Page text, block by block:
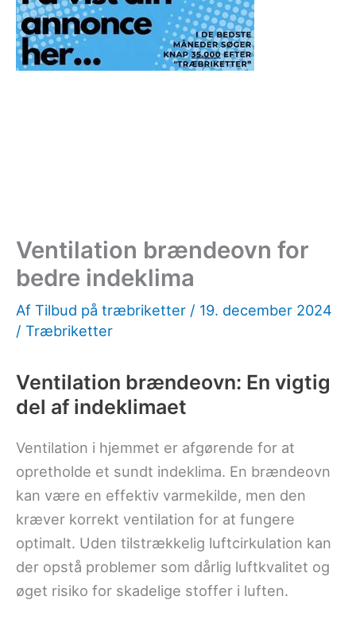
Ventilation brændeovn for
bedre indeklima
Af Tilbud på træbriketter / 19. december 2024
/ Træbriketter
Ventilation brændeovn: En vigtig
del af indeklimaet
Ventilation i hjemmet er afgørende for at
opretholde et sundt indeklima. En brændeovn
kan være en effektiv varmekilde, men den
kræver korrekt ventilation for at fungere
optimalt. Uden tilstrækkelig luftcirkulation kan
der opstå problemer som dårlig luftkvalitet og
øget risiko for skadelige stoffer i luften.